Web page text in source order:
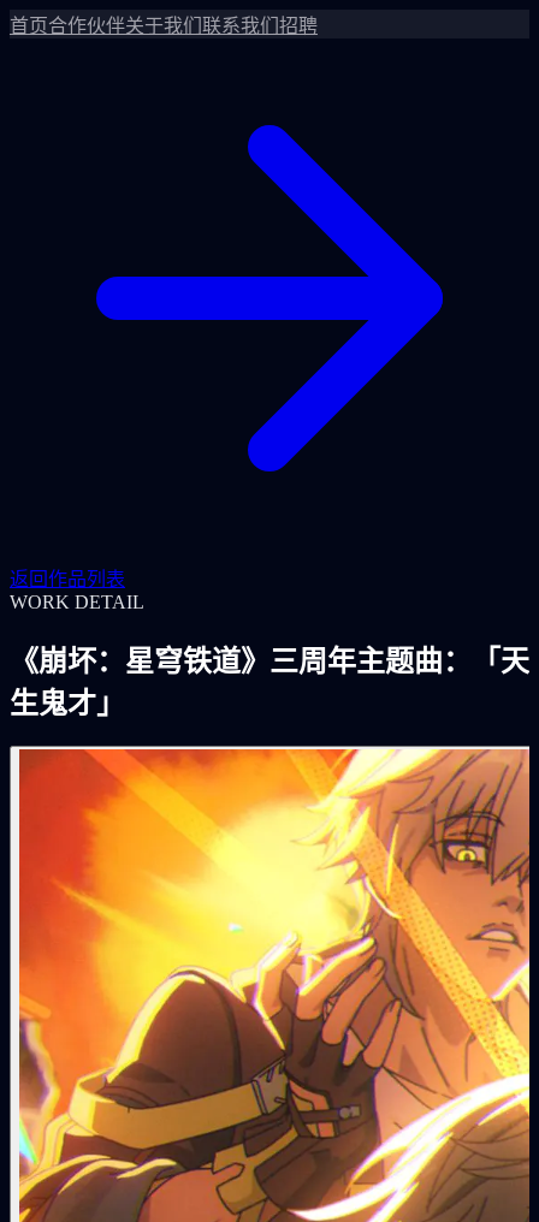
首页合作伙伴关于我们 联系我们 招聘
返回作品列表
WORK DETAIL
《崩坏：星穹铁道》三周年主题曲：「天
生鬼才」